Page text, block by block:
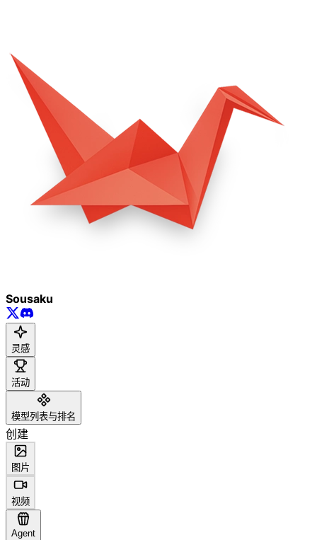
Sousaku
灵感
活动
模型列表与排名
创建
图片
视频
Agent